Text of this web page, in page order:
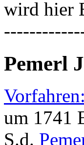
wird hier
Pemerl
um 1741
S.d.